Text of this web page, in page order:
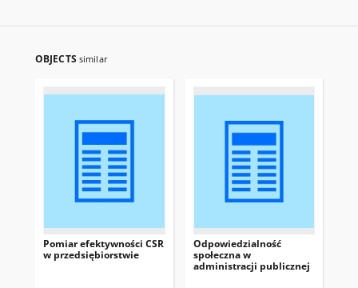
OBJECTS similar
Pomiar efektywności CSR
w przedsiębiorstwie
Odpowiedzialność
społeczna w
administracji publicznej